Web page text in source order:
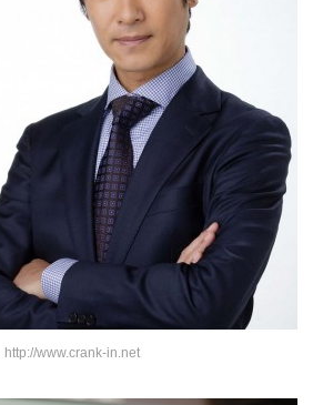
http://www.crank-in.net